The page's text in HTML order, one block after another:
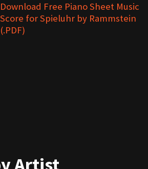
Download Free Piano Sheet Music
Score for Spieluhr by Rammstein
(.PDF)